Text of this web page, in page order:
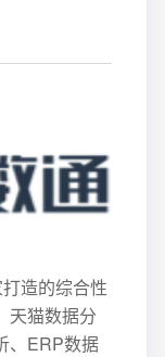
造的综合性
天猫数据分
、ERP数据